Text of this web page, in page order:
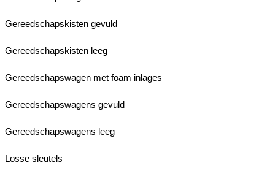
Gereedschapskisten gevuld
Gereedschapskisten leeg
Gereedschapswagen met foam inlages
Gereedschapswagens gevuld
Gereedschapswagens leeg
Losse sleutels